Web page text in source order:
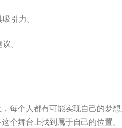
引力。
。
每个人都有可能实现自己的梦
个舞台上找到属于自己的位置。